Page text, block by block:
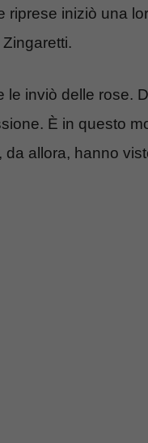
riprese iniziò una
inviò delle rose.
È in questo
allora, hanno